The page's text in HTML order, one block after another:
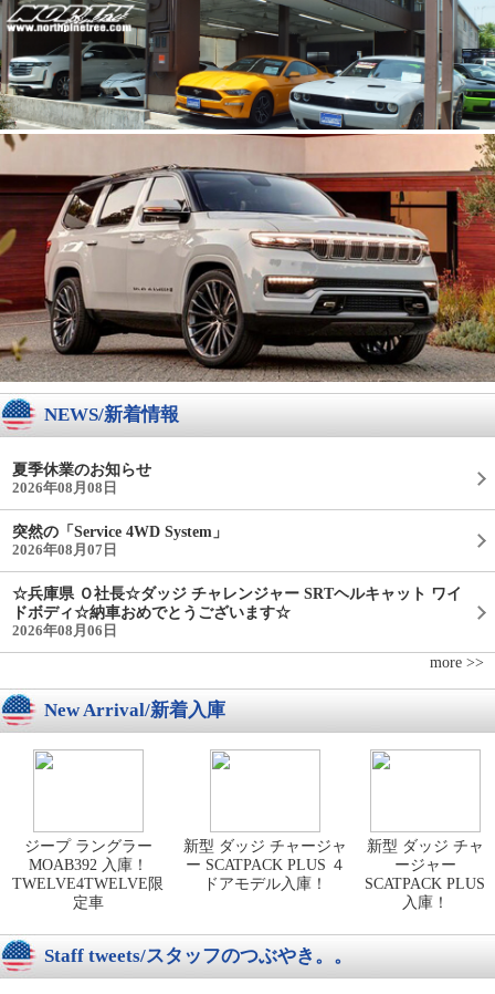
NEWS/新着情報
夏季休業のお知らせ
2026年08月08日
突然の「Service 4WD System」
2026年08月07日
☆兵庫県 Ｏ社長☆ダッジ チャレンジャー SRTヘルキャット ワイ
ドボディ☆納車おめでとうございます☆
2026年08月06日
more >>
New Arrival/新着入庫
ジープ ラングラー
MOAB392 入庫！
TWELVE4TWELVE限
定車
新型 ダッジ チャージャ
ー SCATPACK PLUS ４
ドアモデル入庫！
新型 ダッジ チャ
ージャー
SCATPACK PLUS
入庫！
Staff tweets/スタッフのつぶやき。。